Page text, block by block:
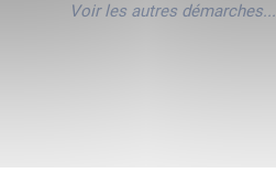
Voir les autres démarches...